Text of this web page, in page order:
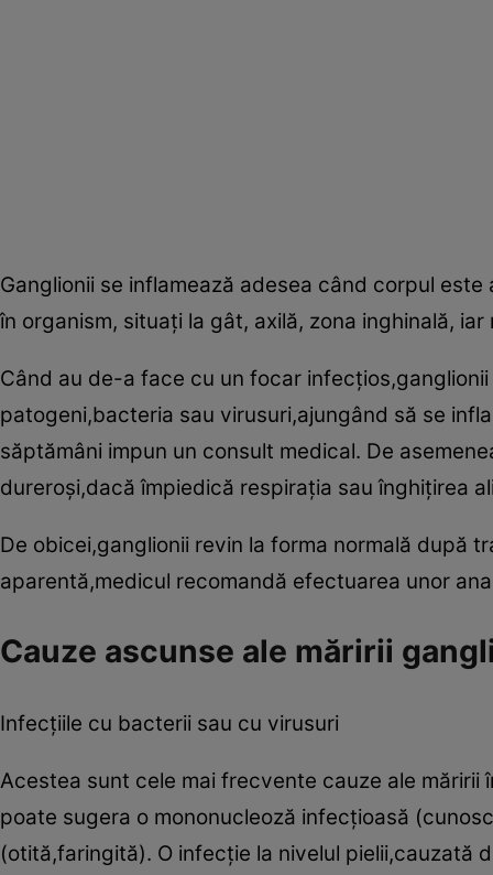
Ganglionii se inflamează adesea când corpul
în organism, situaţi la gât, axilă, zona inghinală,
Când au de-a face cu un focar
patogeni,bacteria sau virusuri,ajungând să se
săptămâni impun un consult medical. De
dureroşi,dacă împiedică respiraţia sau înghiţirea
De obicei,ganglionii revin la forma normală după
aparentă,medicul recomandă efectuarea unor
Cauze ascunse ale măririi
Infecţiile cu bacterii sau cu virusuri
Acestea sunt cele mai frecvente cauze ale măririi
poate sugera o mononucleoză infecţioasă
(otită,faringită). O infecţie la nivelul pielii,cauzată